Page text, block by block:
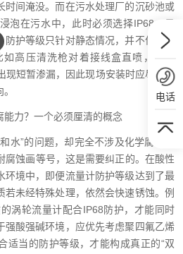
时间淹没。而在污水处理厂的沉砂池或
泡在污水中，此时必须选择IP68。另
防护等级只针对静态情况，并不保证动
高压清洗枪对着接线盒直喷，即使
现短暂渗漏，因此现场安装时应尽量避
力？一个必须厘清的概念
水”的问题，却完全不涉及化学腐蚀。
腐蚀画等号，这是需要纠正的。在酸性
环境中，即便流量计防护等级达到了最
未经特殊处理，依然会快速锈蚀。例
涡轮流量计配合IP68防护，才能同时
强酸强碱环境，应优先考虑聚四氟乙烯
适当的防护等级，才能构成真正的“双
电话